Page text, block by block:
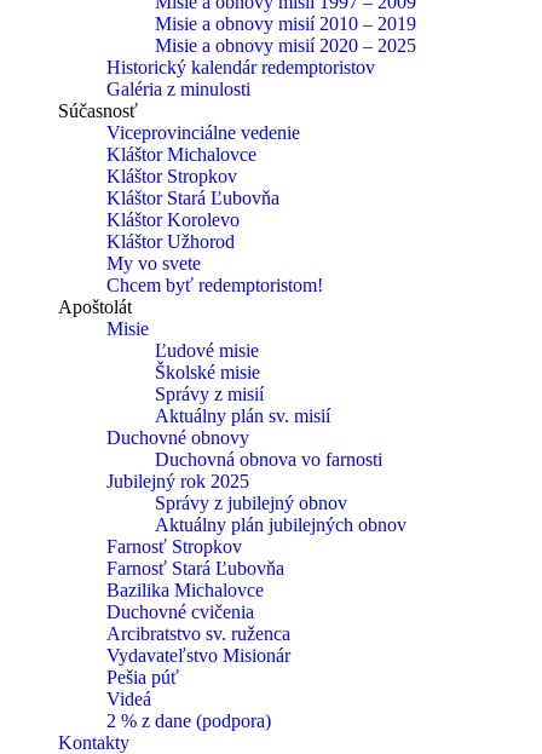
Misie a obnovy misií 2010 – 2019
Misie a obnovy misií 2020 – 2025
Historický kalendár redemptoristov
Galéria z minulosti
Súčasnosť
Viceprovinciálne vedenie
Kláštor Michalovce
Kláštor Stropkov
Kláštor Stará Ľubovňa
Kláštor Korolevo
Kláštor Užhorod
My vo svete
Chcem byť redemptoristom!
Apoštolát
Misie
Ľudové misie
Školské misie
Správy z misií
Aktuálny plán sv. misií
Duchovné obnovy
Duchovná obnova vo farnosti
Jubilejný rok 2025
Správy z jubilejný obnov
Aktuálny plán jubilejných obnov
Farnosť Stropkov
Farnosť Stará Ľubovňa
Bazilika Michalovce
Duchovné cvičenia
Arcibratstvo sv. ruženca
Vydavateľstvo Misionár
Pešia púť
Videá
2 % z dane (podpora)
Kontakty